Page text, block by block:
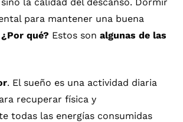
para mantener una buena
¿Por qué? Estos son algunas de las
. El sueño es una actividad diaria
recuperar física y
todas las energías consumidas